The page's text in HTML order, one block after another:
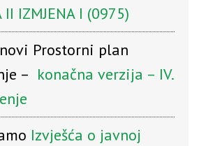
II IZMJENA I (0975)
Prostorni plan
– konačna verzija – IV.
Izvješća o javnoj